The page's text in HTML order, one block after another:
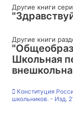
Другие книги
Другие книги
Школьная
Конституция
школьников. - Изд.